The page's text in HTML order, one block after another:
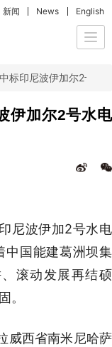
新闻 News English
标印尼波伊加尔2号水
伊加尔2号水电
尼波伊加2号水电
中国能建葛洲坝集
滚动发展再结硕
。
威西省南米尼哈萨